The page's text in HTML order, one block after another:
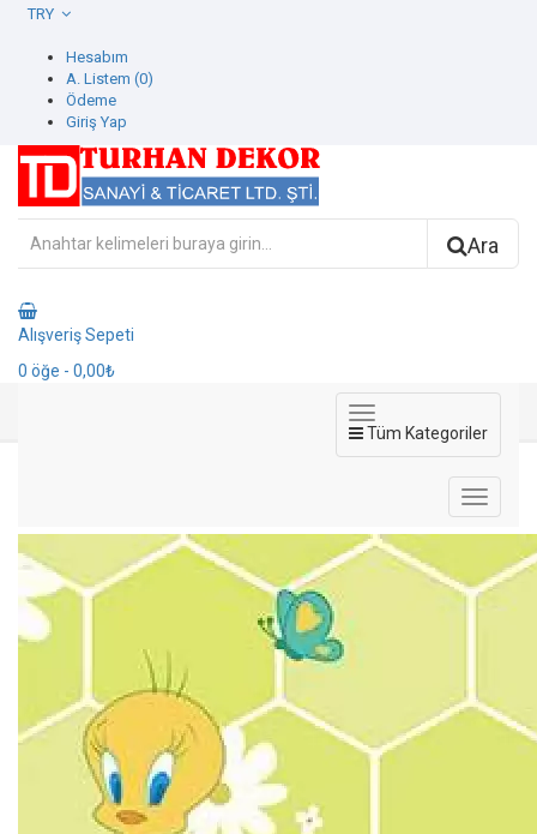
Hesabım
A. Listem (0)
Ödeme
Giriş Yap
Ara
Alışveriş Sepeti
0 öğe - 0,00₺
Tüm Kategoriler